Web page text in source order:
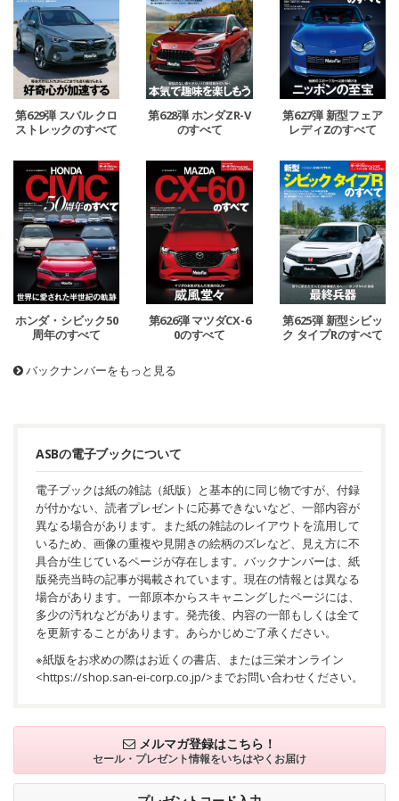
第629弾 スバル クロ
ストレックのすべて
第628弾 ホンダZR-V
のすべて
第627弾 新型フェア
レディZのすべて
ホンダ・シビック50
周年のすべて
第626弾 マツダCX-6
0のすべて
第625弾 新型シビッ
ク タイプRのすべて
バックナンバーをもっと見る
ASBの電子ブックについて
電子ブックは紙の雑誌（紙版）と基本的に同じ物ですが、付録
が付かない、読者プレゼントに応募できないなど、一部内容が
異なる場合があります。また紙の雑誌のレイアウトを流用して
いるため、画像の重複や見開きの絵柄のズレなど、見え方に不
具合が生じているページが存在します。バックナンバーは、紙
版発売当時の記事が掲載されています。現在の情報とは異なる
場合があります。一部原本からスキャニングしたページには、
多少の汚れなどがあります。発売後、内容の一部もしくは全て
を更新することがあります。あらかじめご了承ください。
※紙版をお求めの際はお近くの書店、または三栄オンライン
<https://shop.san-ei-corp.co.jp/>までお問い合わせください。
メルマガ登録はこちら！
セール・プレゼント情報をいちはやくお届け